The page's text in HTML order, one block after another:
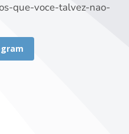
que-voce-talvez-nao-